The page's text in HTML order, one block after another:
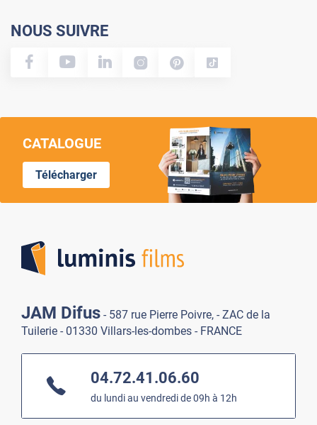
NOUS SUIVRE
CATALOGUE
Télécharger
JAM Difus - 587 rue Pierre Poivre, - ZAC de la
Tuilerie - 01330 Villars-les-dombes - FRANCE
04.72.41.06.60
du lundi au vendredi de 09h à 12h